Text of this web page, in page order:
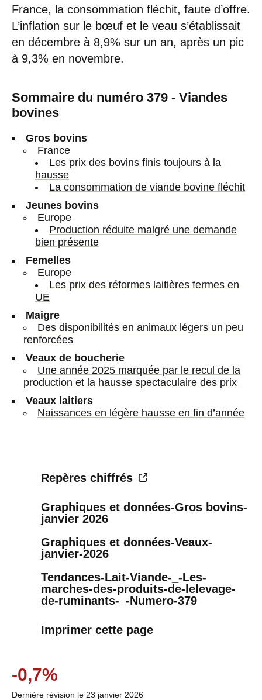
France, la consommation fléchit, faute d’offre.
L’inflation sur le bœuf et le veau s’établissait
en décembre à 8,9% sur un an, après un pic
à 9,3% en novembre.
Sommaire du numéro 379 - Viandes
bovines
Gros bovins
France
Les prix des bovins finis toujours à la
hausse
La consommation de viande bovine fléchit
Jeunes bovins
Europe
Production réduite malgré une demande
bien présente
Femelles
Europe
Les prix des réformes laitières fermes en
UE
Maigre
Des disponibilités en animaux légers un peu
renforcées
Veaux de boucherie
Une année 2025 marquée par le recul de la
production et la hausse spectaculaire des prix
Veaux laitiers
Naissances en légère hausse en fin d’année
Repères chiffrés
Graphiques et données-Gros bovins-
janvier 2026
Graphiques et données-Veaux-
janvier-2026
Tendances-Lait-Viande-_-Les-
marches-des-produits-de-lelevage-
de-ruminants-_-Numero-379
Imprimer cette page
-0,7%
Dernière révision le 23 janvier 2026